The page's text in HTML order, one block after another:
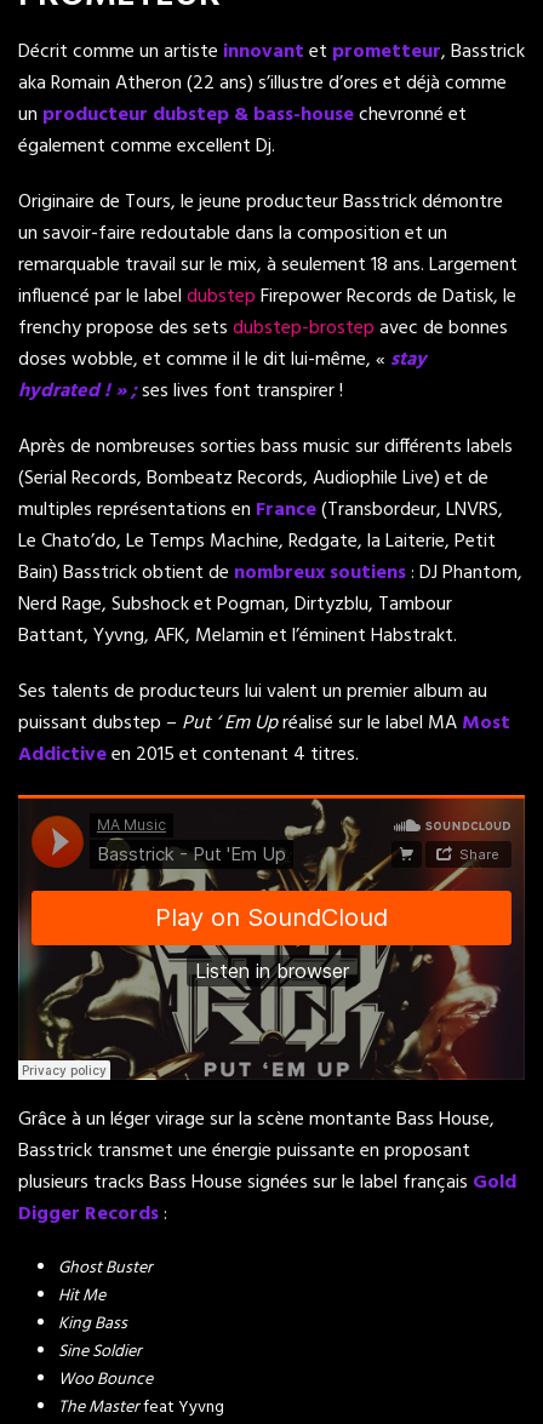
Décrit comme un artiste innovantet prometteur, Basstrick
aka Romain Atheron (22 ans) s’illustre d’ores et déjà comme
un producteur dubstep & bass-housechevronné et
également comme excellent Dj.
Originaire de Tours, le jeune producteur Basstrick démontre
un savoir-faire redoutable dans la composition et un
remarquable travail sur le mix, à seulement 18 ans. Largement
influencé par le labeldubstepFirepower Records de Datisk, le
frenchy propose des setsdubstep-brostepavec de bonnes
doses wobble, et comme il le dit lui-même, « stay
hydrated ! » ;ses lives font transpirer !
Après de nombreuses sorties bass music sur différents labels
(Serial Records, Bombeatz Records, Audiophile Live) et de
multiples représentations en France(Transbordeur, LNVRS,
Le Chato’do, Le Temps Machine, Redgate, la Laiterie, Petit
Bain) Basstrick obtient de nombreux soutiens: DJ Phantom,
Nerd Rage, Subshock et Pogman, Dirtyzblu, Tambour
Battant, Yyvng, AFK, Melamin et l’éminent Habstrakt.
Ses talents de producteurs lui valent un premier album au
puissant dubstep – Put ‘ Em Upréalisé sur le label MAMost
Addictiveen 2015 et contenant 4 titres.
Grâce à un léger virage sur la scène montante Bass House,
Basstrick transmet une énergie puissante en proposant
plusieurs tracks Bass House signées sur le label français Gold
Digger Records:
Ghost Buster
Hit Me
King Bass
Sine Soldier
Woo Bounce
The Masterfeat Yyvng